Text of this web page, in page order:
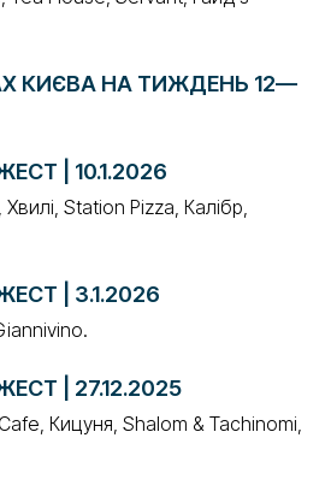
КИЄВА НА ТИЖДЕНЬ 12—
| 10.1.2026
Station Pizza, Калібр,
| 3.1.2026
| 27.12.2025
Кицуня, Shalom & Tachinomi,